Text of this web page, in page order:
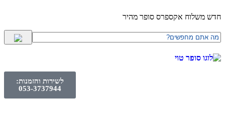
חדש משלוח אקספרס סופר מהיר
לשירות והזמנות:
053-3737944